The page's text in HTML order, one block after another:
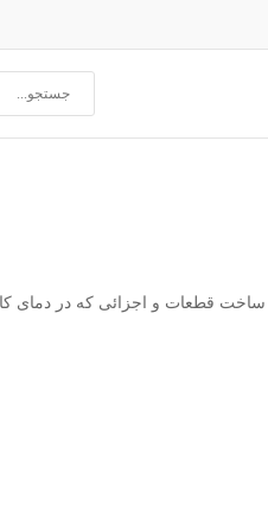
قطعات و اجزائی که در دمای